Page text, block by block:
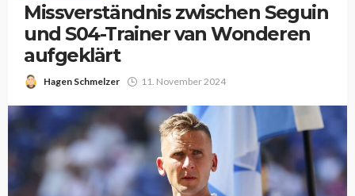
Missverständnis zwischen Seguin
und S04-Trainer van Wonderen
aufgeklärt
Hagen Schmelzer 11. November 2024